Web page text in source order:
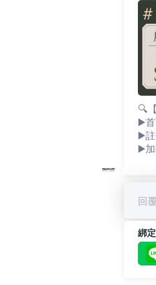
🔍
▶️首
▶️註
▶️加
回
綁